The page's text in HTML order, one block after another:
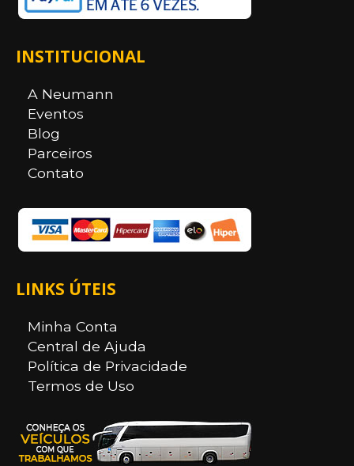
INSTITUCIONAL
A Neumann
Eventos
Blog
Parceiros
Contato
LINKS ÚTEIS
Minha Conta
Central de Ajuda
Política de Privacidade
Termos de Uso